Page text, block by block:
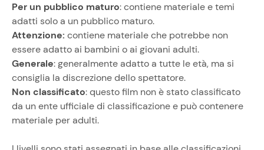
Per un pubblico maturo: contiene materiale e temi
adatti solo a un pubblico maturo.
Attenzione: contiene materiale che potrebbe non
essere adatto ai bambini o ai giovani adulti.
Generale: generalmente adatto a tutte le età, ma si
consiglia la discrezione dello spettatore.
Non classificato: questo film non è stato classificato
da un ente ufficiale di classificazione e può contenere
materiale per adulti.